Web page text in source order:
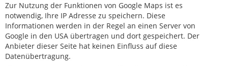
Zur Nutzung der Funktionen von Google Maps ist es
notwendig, Ihre IP Adresse zu speichern. Diese
Informationen werden in der Regel an einen Server von
Google in den USA übertragen und dort gespeichert. Der
Anbieter dieser Seite hat keinen Einfluss auf diese
Datenübertragung.